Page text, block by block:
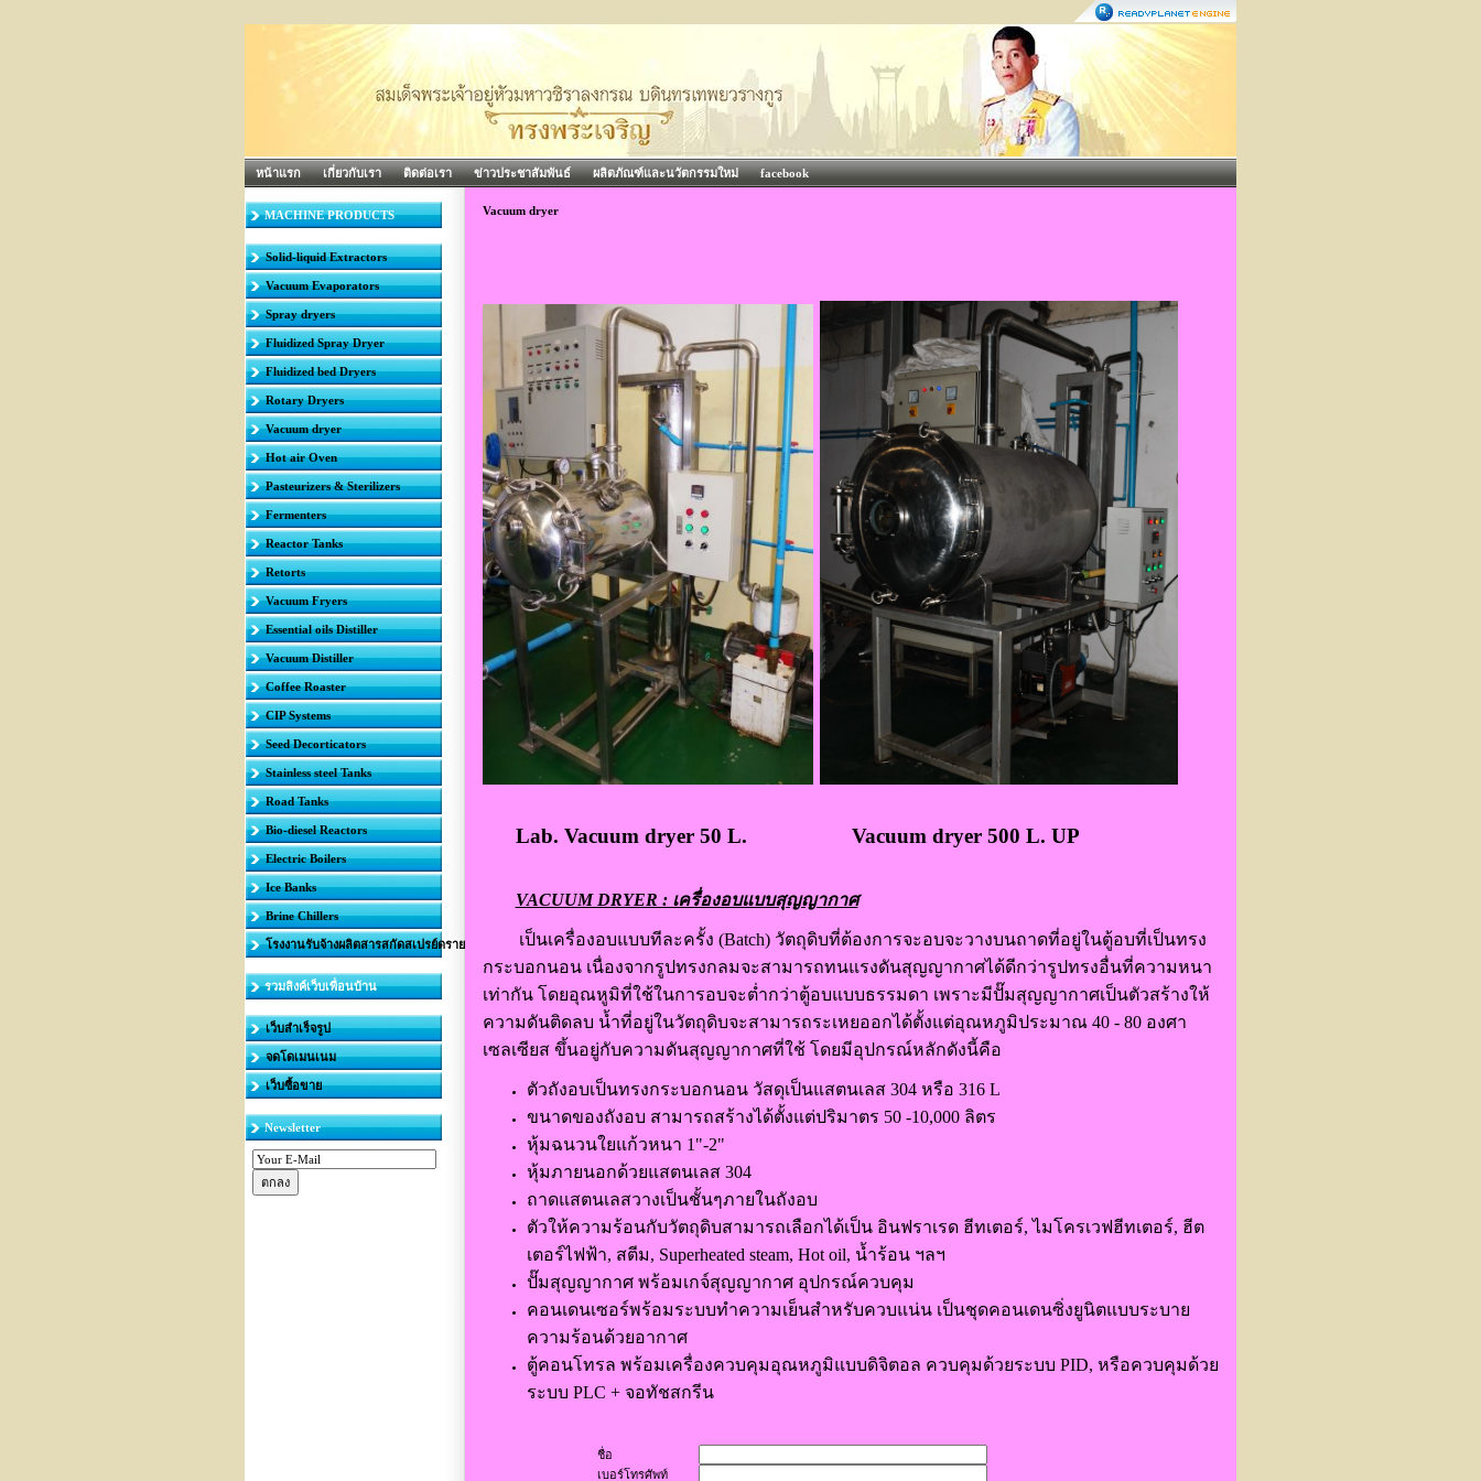
หน้าแรก เกี่ยวกับเรา ติดต่อเรา ข่าวประชาสัมพันธ์ ผลิตภัณฑ์และนวัตกรรมใหม่ facebook
MACHINE PRODUCTS
Solid-liquid Extractors
Vacuum Evaporators
Spray dryers
Fluidized Spray Dryer
Fluidized bed Dryers
Rotary Dryers
Vacuum dryer
Hot air Oven
Pasteurizers & Sterilizers
Fermenters
Reactor Tanks
Retorts
Vacuum Fryers
Essential oils Distiller
Vacuum Distiller
Coffee Roaster
CIP Systems
Seed Decorticators
Stainless steel Tanks
Road Tanks
Bio-diesel Reactors
Electric Boilers
Ice Banks
Brine Chillers
โรงงานรับจ้างผลิตสารสกัดสเปรย์ดราย
รวมลิงค์เว็บเพื่อนบ้าน
เว็บสำเร็จรูป
จดโดเมนเนม
เว็บซื้อขาย
Newsletter
Vacuum dryer
Lab. Vacuum dryer 50 L. Vacuum dryer 500 L. UP
VACUUM DRYER : เครื่องอบแบบสุญญากาศ
เป็นเครื่องอบแบบทีละครั้ง (Batch) วัตถุดิบที่ต้องการจะอบจะวางบนถาดที่อยู่ในตู้อบที่เป็นทรง
กระบอกนอน เนื่องจากรูปทรงกลมจะสามารถทนแรงดันสุญญากาศได้ดีกว่ารูปทรงอื่นที่ความหนา
เท่ากัน โดยอุณหูมิที่ใช้ในการอบจะต่ำกว่าตู้อบแบบธรรมดา เพราะมีปั๊มสุญญากาศเป็นตัวสร้างให้
ความดันติดลบ น้ำที่อยู่ในวัตถุดิบจะสามารถระเหยออกได้ตั้งแต่อุณหภูมิประมาณ 40 - 80 องศา
เซลเซียส ขึ้นอยู่กับความดันสุญญากาศที่ใช้ โดยมีอุปกรณ์หลักดังนี้คือ
ตัวถังอบเป็นทรงกระบอกนอน วัสดุเป็นแสตนเลส 304 หรือ 316 L
ขนาดของถังอบ สามารถสร้างได้ตั้งแต่ปริมาตร 50 -10,000 ลิตร
หุ้มฉนวนใยแก้วหนา 1"-2"
หุ้มภายนอกด้วยแสตนเลส 304
ถาดแสตนเลสวางเป็นชั้นๆภายในถังอบ
ตัวให้ความร้อนกับวัตถุดิบสามารถเลือกได้เป็น อินฟราเรด ฮีทเตอร์, ไมโครเวฟฮีทเตอร์, ฮีต
เตอร์ไฟฟ้า, สตีม, Superheated steam, Hot oil, น้ำร้อน ฯลฯ
ปั๊มสุญญากาศ พร้อมเกจ์สุญญากาศ อุปกรณ์ควบคุม
คอนเดนเซอร์พร้อมระบบทำความเย็นสำหรับควบแน่น เป็นชุดคอนเดนซิ่งยูนิตแบบระบาย
ความร้อนด้วยอากาศ
ตู้คอนโทรล พร้อมเครื่องควบคุมอุณหภูมิแบบดิจิตอล ควบคุมด้วยระบบ PID, หรือควบคุมด้วย
ระบบ PLC + จอทัชสกรีน
ชื่อ
เบอร์โทรศัพท์